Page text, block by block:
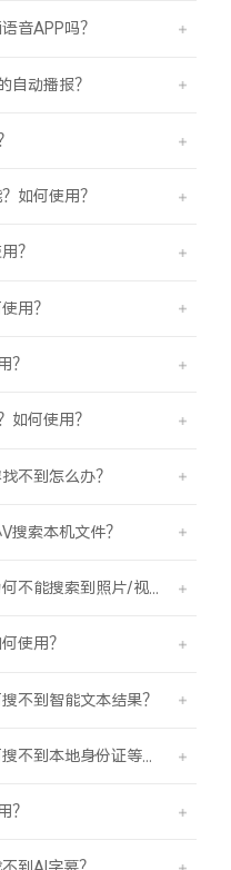
音APP吗？
自动播报？
如何使用？
？
用？
？
如何使用？
不到怎么办？
搜索本机文件？
使用？
不到智能文本结果？
？